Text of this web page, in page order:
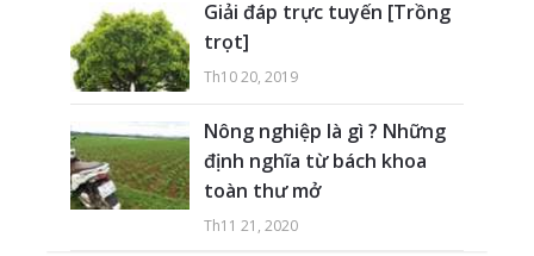
Giải đáp trực tuyến [Trồng
trọt]
Th10 20, 2019
Nông nghiệp là gì ? Những
định nghĩa từ bách khoa
toàn thư mở
Th11 21, 2020